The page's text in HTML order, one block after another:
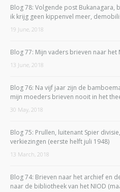
Blog 78: Volgende post Bukanagara,
ik krijg geen kippenvel meer,
19 June, 2018
Blog 77: Mijn vaders brieven naar het
13 June, 2018
Blog 76: Na vijf jaar zijn de
mijn moeders brieven nooit in het
30 May, 2018
Blog 75: Prullen, luitenant Spier
verkiezingen (eerste helft juli 1948)
13 March, 2018
Blog 74: Brieven naar het archief en
naar de bibliotheek van het NIOD